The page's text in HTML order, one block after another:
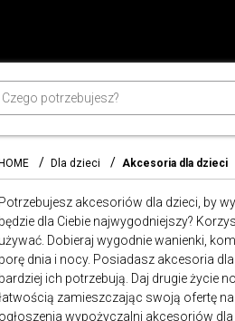
HOME Dla dzieci Akcesoria dla dzieci
Potrzebujesz akcesoriów dla dzieci, by
będzie dla Ciebie najwygodniejszy?
używać. Dobieraj wygodnie wanienki,
porę dnia i nocy. Posiadasz akcesoria
bardziej ich potrzebują. Daj drugie życie
zamieszczając swoją ofertę
ogłoszenia wypożyczalni akcesoriów